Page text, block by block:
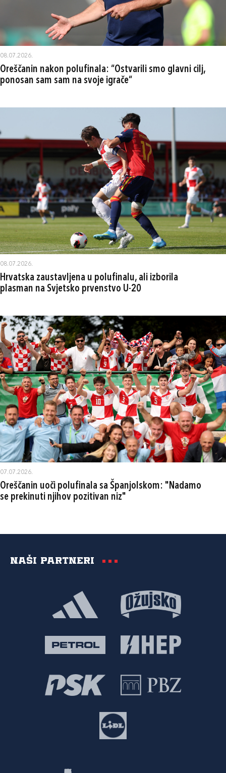
08.07.2026.
Oreščanin nakon polufinala: “Ostvarili smo glavni cilj,
ponosan sam sam na svoje igrače“
08.07.2026.
Hrvatska zaustavljena u polufinalu, ali izborila
plasman na Svjetsko prvenstvo U-20
07.07.2026.
Oreščanin uoči polufinala sa Španjolskom: "Nadamo
se prekinuti njihov pozitivan niz"
Naši partneri